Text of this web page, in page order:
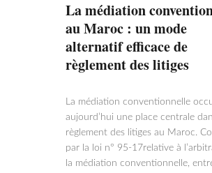
La médiation
au Maroc : un mode
alternatif efficace de
règlement des litiges
La médiation conventionnelle
aujourd’hui une place centrale
règlement des litiges au Maroc.
par la loi n° 95-17relative à
la médiation conventionnelle,